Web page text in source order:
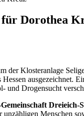
Dorothea
Klosteranlage
ausgezeichnet.
und Drogensucht
Dreieich-
unzähligen Menschen